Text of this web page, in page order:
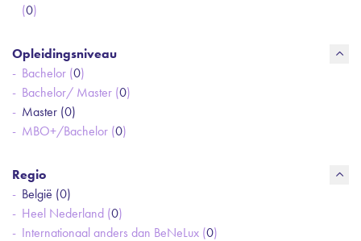
(0)
Opleidingsniveau
Bachelor (0)
Bachelor/ Master (0)
Master (0)
MBO+/Bachelor (0)
Regio
België (0)
Heel Nederland (0)
Internationaal anders dan BeNeLux (0)